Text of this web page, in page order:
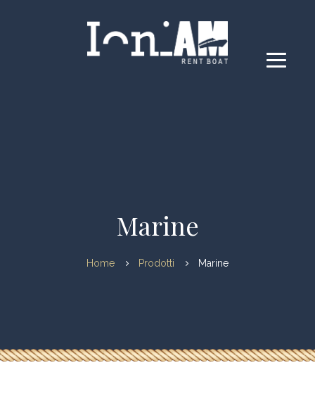
Marine
Home Prodotti Marine